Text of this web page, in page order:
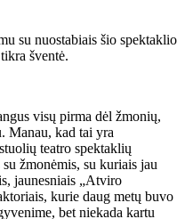
su nuostabiais šio spektaklio
šventė.
visų pirma dėl žmonių,
Manau, kad tai yra
teatro spektaklių
žmonėmis, su kuriais jau
jaunesniais „Atviro
kurie daug metų buvo
bet niekada kartu